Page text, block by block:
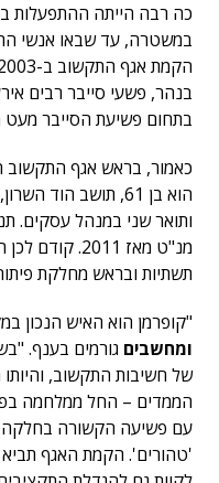
כה רבה הייתה ההתפעלות
במשטרה, עד שבאו אנשי
בנהר, פשעי סייבר רבים
בתחום פשיעת הסייבר מעט
כאמור, בראש אגף
הוא בן 61, תושב הוד
ותואר שני במנהל עסקים.
מנ"ט מאז
תשתיות ובראש מחלקת
"קופרמן הוא האיש הנכון
ומחשבים גורמים בענף.
של חשיבות התקשוב,
הממדים – החל ממלחמה
עם פשיעה הקשורה בחלקה
'טהורים'. הקמת האגף